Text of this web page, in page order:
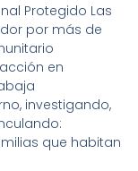
Protegido Las
por más de
en
investigando,
que habitan